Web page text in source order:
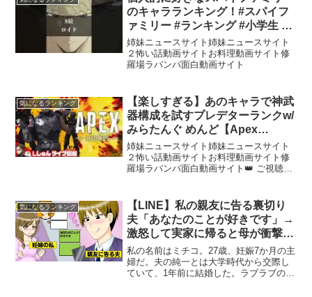
いものです。そんな私の家...
のキャラランキング！#スパイフ
ァミリー #ランキング #小学生 #
テンプレートお借りしました
#shorts
姉妹ニュースサイト姉妹ニュースサイト
２怖い話動画サイトお料理動画サイト修
羅場ラバンバ面白動画サイト
気になるランキング
【楽しすぎる】あのキャラで神武
器構成を試すプレデターランクw/
みらたんぐ めんど【Apex
Legends】
姉妹ニュースサイト姉妹ニュースサイト
２怖い話動画サイトお料理動画サイト修
羅場ラバンバ面白動画サイト👑 ご視聴あ
Lスターしゅんしゅんです（Lスター + し
ゅんしゅん ←...
気になるランキング
【LINE】私の親友に告る裏切り
夫「あなたのことが好きです」→
激怒して実家に帰ると母が衝撃の
一言を放った…
私の名前はミチコ。27歳、妊娠7か月の主
婦だ。夫の純一とは大学時代から交際し
ていて、1年前に結婚した。ラブラブの新